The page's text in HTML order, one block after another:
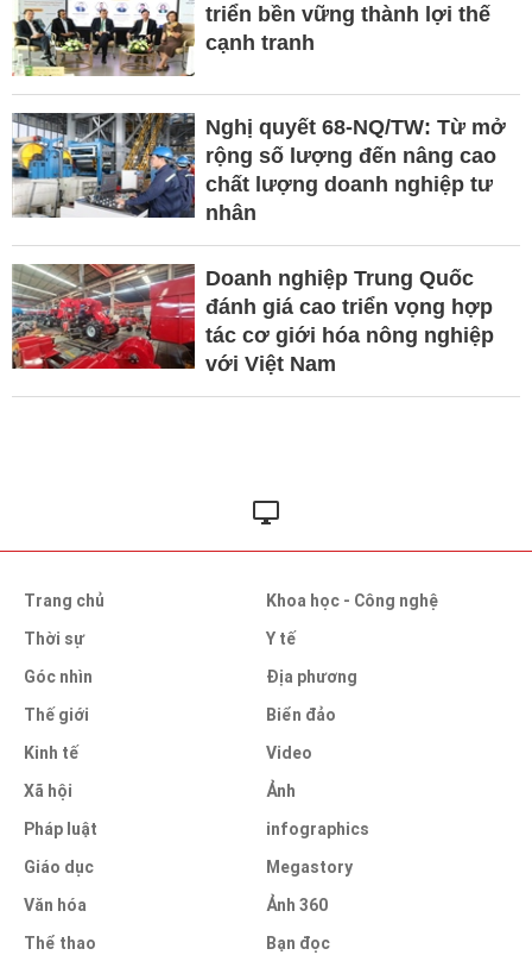
triển bền vững thành lợi thế
cạnh tranh
Nghị quyết 68-NQ/TW: Từ mở
rộng số lượng đến nâng cao
chất lượng doanh nghiệp tư
nhân
Doanh nghiệp Trung Quốc
đánh giá cao triển vọng hợp
tác cơ giới hóa nông nghiệp
với Việt Nam
Trang chủ
Thời sự
Góc nhìn
Thế giới
Kinh tế
Xã hội
Pháp luật
Giáo dục
Văn hóa
Thể thao
Khoa học - Công nghệ
Y tế
Địa phương
Biển đảo
Video
Ảnh
infographics
Megastory
Ảnh 360
Bạn đọc